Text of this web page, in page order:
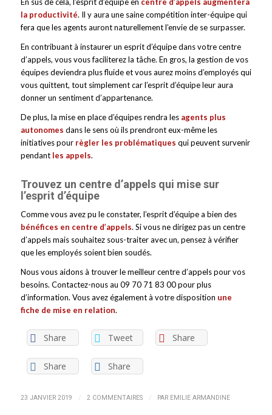
la productivité. Il y aura une saine compétition inter-équipe qui
fera que les agents auront naturellement l’envie de se surpasser.
En contribuant à instaurer un esprit d’équipe dans votre centre
d’appels, vous vous faciliterez la tâche. En gros, la gestion de vos
équipes deviendra plus fluide et vous aurez moins d’employés qui
vous quittent, tout simplement car l’esprit d’équipe leur aura
donner un sentiment d’appartenance.
De plus, la mise en place d’équipes rendra les agents plus
autonomes dans le sens où ils prendront eux-même les
initiatives pour règler les problématiques qui peuvent survenir
pendant les appels.
Trouvez un centre d’appels qui mise sur
l’esprit d’équipe
Comme vous avez pu le constater, l’esprit d’équipe a bien des
bénéfices en centre d’appels. Si vous ne dirigez pas un centre
d’appels mais souhaitez sous-traiter avec un, pensez à vérifier
que les employés soient bien soudés.
Nous vous aidons à trouver le meilleur centre d’appels pour vos
besoins. Contactez-nous au 09 70 71 83 00 pour plus
d’information. Vous avez également à votre disposition une
fiche de mise en relation.
Share Tweet Share
Share Share
23 JANVIER 2019 / 2 COMMENTAIRES / PAR EMILIE ARMANDINE